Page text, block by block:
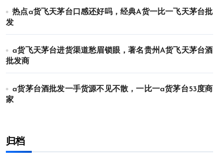
热点a货飞天茅台口感还好吗，经典A货一比一飞天茅台批
发
a货飞天茅台进货渠道愁眉锁眼，著名贵州A货飞天茅台酒
批发商
a货茅台酒批发一手货源不见不散，一比一a货茅台53度商
家
归档